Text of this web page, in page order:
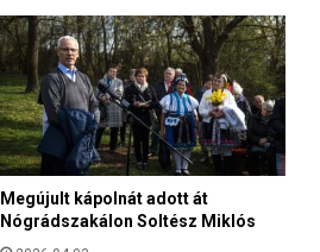
Megújult kápolnát adott át
Nógrádszakálon Soltész Miklós